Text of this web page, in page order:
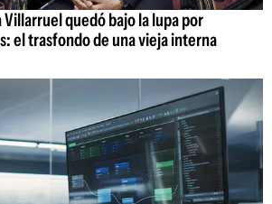
Villarruel quedó bajo la lupa por
el trasfondo de una vieja interna